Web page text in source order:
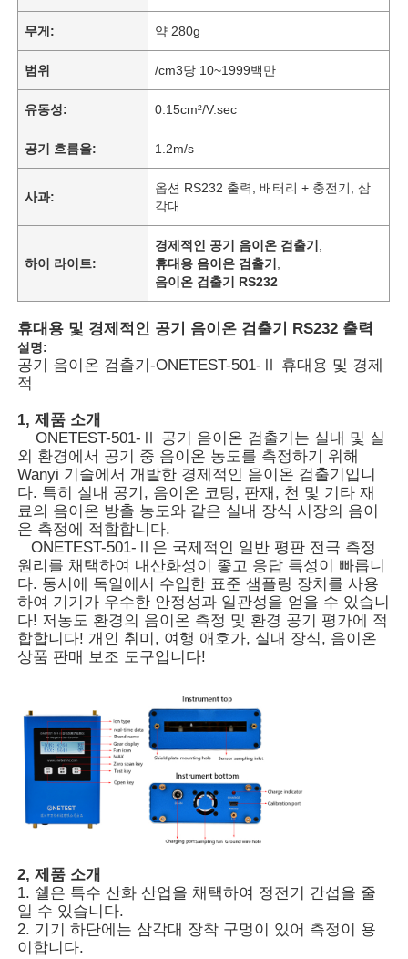
제품 소개
동영상
무게: 약 280g
범위 /cm3당 10~1999백만
유동성: 0.15cm²/V.sec
공기 흐름율: 1.2m/s
사과:
옵션 RS232 출력, 배터리 + 충전기, 삼
각대
하이 라이트:
경제적인 공기 음이온 검출기
휴대용 음이온 검출기
음이온 검출기 RS232
휴대용 및 경제적인 공기 음이온 검출기 RS232 출력
설명:
공기 음이온 검출기-ONETEST-501-Ⅱ 휴대용 및 경제
적
1, 제품 소개
ONETEST-501-Ⅱ 공기 음이온 검출기는 실내 및 실
외 환경에서 공기 중 음이온 농도를 측정하기 위해
Wanyi 기술에서 개발한 경제적인 음이온 검출기입니
다. 특히 실내 공기, 음이온 코팅, 판재, 천 및 기타 재
료의 음이온 방출 농도와 같은 실내 장식 시장의 음이
온 측정에 적합합니다.
ONETEST-501-Ⅱ은 국제적인 일반 평판 전극 측정
원리를 채택하여 내산화성이 좋고 응답 특성이 빠릅니
다. 동시에 독일에서 수입한 표준 샘플링 장치를 사용
하여 기기가 우수한 안정성과 일관성을 얻을 수 있습니
다! 저농도 환경의 음이온 측정 및 환경 공기 평가에 적
합합니다! 개인 취미, 여행 애호가, 실내 장식, 음이온
상품 판매 보조 도구입니다!
2, 제품 소개
1. 쉘은 특수 산화 산업을 채택하여 정전기 간섭을 줄
일 수 있습니다.
2. 기기 하단에는 삼각대 장착 구멍이 있어 측정이 용
이합니다.